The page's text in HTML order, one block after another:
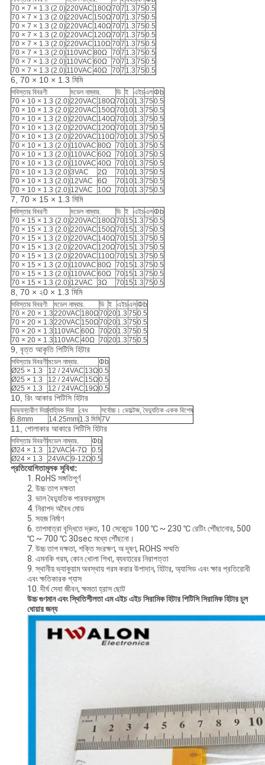
70 × 7 × 1.3 (2.0)220VAC 180Ω707 1.3 750.5
70 × 7 × 1.3 (2.0)220VAC 150Ω707 1.3 750.5
70 × 7 × 1.3 (2.0)220VAC 140Ω707 1.3 750.5
70 × 7 × 1.3 (2.0)220VAC 120Ω707 1.3 750.5
70 × 7 × 1.3 (2.0)220VAC 110Ω707 1.3 750.5
70 × 7 × 1.3 (2.0)110VAC 80Ω 707 1.3 750.5
70 × 7 × 1.3 (2.0)110VAC 60Ω 707 1.3 750.5
70 × 7 × 1.3 (2.0)110VAC 40Ω 707 1.3 750.5
6, 70 × 10 × 1.3 মিমি
সবিস্তার বিবরণী মডেল নাম্বার. ডি ই এইচএলΦb
70 × 10 × 1.3 (2.0)220VAC 180Ω70101.3 750.5
70 × 10 × 1.3 (2.0)220VAC 150Ω70101.3 750.5
70 × 10 × 1.3 (2.0)220VAC 140Ω70101.3 750.5
70 × 10 × 1.3 (2.0)220VAC 120Ω70101.3 750.5
70 × 10 × 1.3 (2.0)220VAC 110Ω70101.3 750.5
70 × 10 × 1.3 (2.0)110VAC 80Ω 70101.3 750.5
70 × 10 × 1.3 (2.0)110VAC 60Ω 70101.3 750.5
70 × 10 × 1.3 (2.0)110VAC 40Ω 70101.3 750.5
70 × 10 × 1.3 (2.0)3VAC 2Ω 70101.3 750.5
70 × 10 × 1.3 (2.0)12VAC 6Ω 70101.3 750.5
70 × 10 × 1.3 (2.0)12VAC 10Ω 70101.3 750.5
7, 70 × 15 × 1.3 মিমি
সবিস্তার বিবরণী মডেল নাম্বার. ডি ই এইচএলΦb
70 × 15 × 1.3 (2.0)220VAC 180Ω7015 1.3 750.5
70 × 15 × 1.3 (2.0)220VAC 150Ω7015 1.3 750.5
70 × 15 × 1.3 (2.0)220VAC 140Ω7015 1.3 750.5
70 × 15 × 1.3 (2.0)220VAC 120Ω7015 1.3 750.5
70 × 15 × 1.3 (2.0)220VAC 110Ω7015 1.3 750.5
70 × 15 × 1.3 (2.0)110VAC 80Ω 7015 1.3 750.5
70 × 15 × 1.3 (2.0)110VAC 60Ω 7015 1.3 750.5
70 × 15 × 1.3 (2.0)12VAC 3Ω 7015 1.3 750.5
8, 70 × ২0 × 1.3 মিমি
সবিস্তার বিবরণী মডেল নাম্বার. ডি ই এইচএলΦb
70 × 20 × 1.3220VAC 180Ω70201.3 750.5
70 × 20 × 1.3220VAC 150Ω70201.3 750.5
70 × 20 × 1.3 110VAC 60Ω 70201.3 750.5
70 × 20 × 1.3 110VAC 40Ω 70201.3 750.5
9, বৃত্ত আকৃতি পিটিসি হিটার
সবিস্তার বিবরণীমডেল নাম্বার.
Φb
Ø25 × 1.3
12 / 24VAC 13Ω0.5
Ø25 × 1.3
12 / 24VAC 15Ω0.5
Ø25 × 1.3
12 / 24VAC 19Ω0.5
10, রিং আকার পিটিসি হিটার
অভ্যন্তরীণ দিয়াবাহ্যিক দিয়া বেধ সর্বোচ্চ। ভোল্টেজ, বৈদ্যুতিক একক বিশেষ
6.8mm
14.25mm1.3 মিমি7V
11, গোলাকার আকারে পিটিসি হিটার
সবিস্তার বিবরণীমডেল নাম্বার.
Φb
Ø24 × 1.3
12VAC4-7Ω 0.5
Ø24 × 1.3
24VAC9-12Ω0.5
প্রতিযোগিতামূলক সুবিধা:
1. RoHS সঙ্গতিপূর্ণ
2. উচ্চ তাপ দক্ষতা
3. ভাল বৈদ্যুতিক পারফরম্যান্স
4. নিরাপদ অবৈধ মোড
5. সহজ নির্মাণ
6. তাপমাত্রা বৃদ্ধিতে দ্রুত, 10 সেকেন্ডে 100 ℃ ~ 230 ℃ রেটিং পৌঁছানোর, 500
℃ ~ 700 ℃ 30sec মধ্যে পৌঁছনো।
7. উচ্চ তাপ দক্ষতা, শক্তি সংরক্ষণ, অ দূষণ, ROHS সম্মতি
8. এমনকি গরম, কোন খোলা শিখা, ব্যবহারের নিরাপত্তা
9. স্থানীয় ভ্যাকুয়াম অবস্থায় গরম করার উপাদান, হিটার, অ্যাসিড এবং ক্ষার প্রতিরোধী
এবং ক্ষতিকারক গ্যাস
10. দীর্ঘ সেবা জীবন, ক্ষমতা হ্রাস ছোট
উচ্চ গুণমান এবং স্থিতিশীলতা এম এইচ এইচ সিরামিক হিটার পিটিসি সিরামিক হিটার চুল
ধোয়ার জন্য